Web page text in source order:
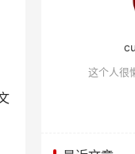
这个人很